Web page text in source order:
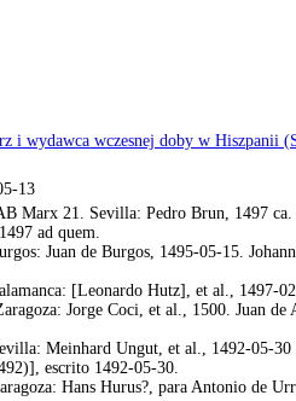
i wydawca wczesnej doby w Hiszpanii
13
Marx 21. Sevilla: Pedro Brun, 1497
ad quem.
Juan de Burgos, 1495-05-15.
[Leonardo Hutz], et al., 1497-
Jorge Coci, et al., 1500. Juan
Meinhard Ungut, et al., 1492-05-
escrito 1492-05-30.
Hans Hurus?, para Antonio de